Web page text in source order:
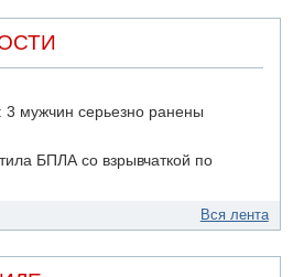
мужчин серьезно ранены
БПЛА со взрывчаткой по
двое маленьких детей
Вся лента